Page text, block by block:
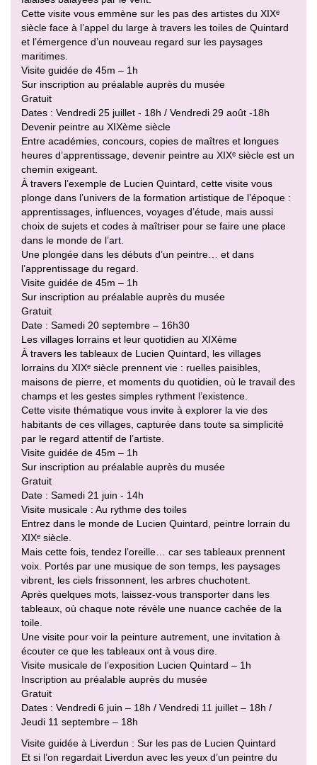
Cette visite vous emmène sur les pas des artistes du XIXᵉ
siècle face à l’appel du large à travers les toiles de Quintard
et l’émergence d’un nouveau regard sur les paysages
maritimes.
Visite guidée de 45m – 1h
Sur inscription au préalable auprès du musée
Gratuit
Dates : Vendredi 25 juillet - 18h / Vendredi 29 août -18h
Devenir peintre au XIXème siècle
Entre académies, concours, copies de maîtres et longues
heures d’apprentissage, devenir peintre au XIXᵉ siècle est un
chemin exigeant.
À travers l’exemple de Lucien Quintard, cette visite vous
plonge dans l’univers de la formation artistique de l’époque :
apprentissages, influences, voyages d’étude, mais aussi
choix de sujets et codes à maîtriser pour se faire une place
dans le monde de l’art.
Une plongée dans les débuts d’un peintre… et dans
l’apprentissage du regard.
Visite guidée de 45m – 1h
Sur inscription au préalable auprès du musée
Gratuit
Date : Samedi 20 septembre – 16h30
Les villages lorrains et leur quotidien au XIXème
À travers les tableaux de Lucien Quintard, les villages
lorrains du XIXᵉ siècle prennent vie : ruelles paisibles,
maisons de pierre, et moments du quotidien, où le travail des
champs et les gestes simples rythment l’existence.
Cette visite thématique vous invite à explorer la vie des
habitants de ces villages, capturée dans toute sa simplicité
par le regard attentif de l’artiste.
Visite guidée de 45m – 1h
Sur inscription au préalable auprès du musée
Gratuit
Date : Samedi 21 juin - 14h
Visite musicale : Au rythme des toiles
Entrez dans le monde de Lucien Quintard, peintre lorrain du
XIXᵉ siècle.
Mais cette fois, tendez l’oreille… car ses tableaux prennent
voix. Portés par une musique de son temps, les paysages
vibrent, les ciels frissonnent, les arbres chuchotent.
Après quelques mots, laissez-vous transporter dans les
tableaux, où chaque note révèle une nuance cachée de la
toile.
Une visite pour voir la peinture autrement, une invitation à
écouter ce que les tableaux ont à vous dire.
Visite musicale de l’exposition Lucien Quintard – 1h
Inscription au préalable auprès du musée
Gratuit
Dates : Vendredi 6 juin – 18h / Vendredi 11 juillet – 18h /
Jeudi 11 septembre – 18h
Visite guidée à Liverdun : Sur les pas de Lucien Quintard
Et si l’on regardait Liverdun avec les yeux d’un peintre du